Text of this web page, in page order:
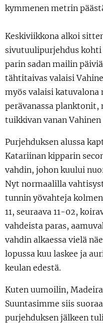
kymmenen metrin
Keskiviikkona alkoi
sivutuulipurjehdus kohti
parin sadan mailin
tähtitaivas valaisi
myös valaisi katuvalona
perävanassa
tuikkivan vanan Vahinen
Purjehduksen alussa
Katariinan kipparin
vahdin, johon kuului
Nyt normaalilla
tunnin yövahteja
11, seuraava 11-02,
vahdeista paras,
vahdin alkaessa vielä
lopussa kuu laskee ja
keulan edestä.
Kuten uumoilin,
Suuntasimme siis
purjehduksen jälkeen